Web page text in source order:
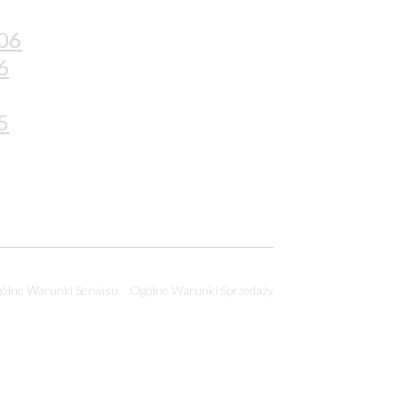
Warunki Serwisu Ogólne Warunki Sprzedaży